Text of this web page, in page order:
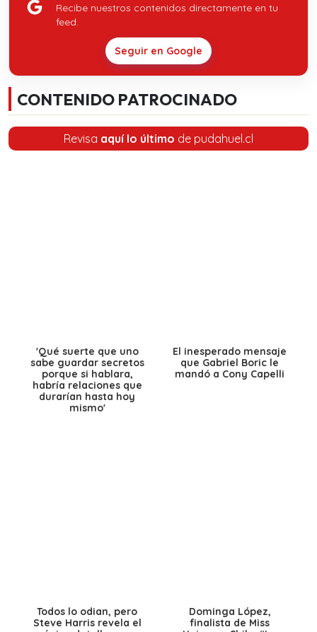
Recibe nuestros contenidos directamente en tu
feed.
Seguir en Google
CONTENIDO PATROCINADO
Revisa aquí lo último de pudahuel.cl
'Qué suerte que uno
sabe guardar secretos
porque si hablara,
habría relaciones que
durarían hasta hoy
mismo'
El inesperado mensaje
que Gabriel Boric le
mandó a Cony Capelli
Todos lo odian, pero
Steve Harris revela el
Dominga López,
finalista de Miss